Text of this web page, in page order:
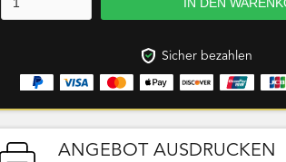
Sicher bezahlen
ANGEBOT AUSDRUCKEN